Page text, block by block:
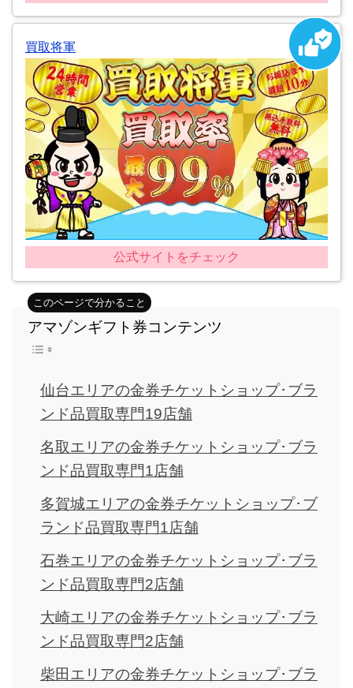
買取将軍
公式サイトをチェック
アマゾンギフト券コンテンツ
仙台エリアの金券チケットショップ･ブラ
ンド品買取専門19店舗
名取エリアの金券チケットショップ･ブラ
ンド品買取専門1店舗
多賀城エリアの金券チケットショップ･ブ
ランド品買取専門1店舗
石巻エリアの金券チケットショップ･ブラ
ンド品買取専門2店舗
大崎エリアの金券チケットショップ･ブラ
ンド品買取専門2店舗
柴田エリアの金券チケットショップ･ブラ